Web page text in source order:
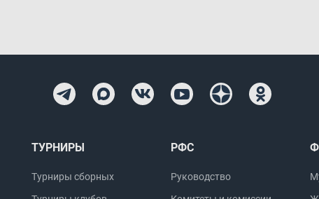
ТУРНИРЫ
Турниры сборных
РФС
Руководство